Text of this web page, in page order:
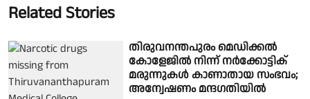
Related Stories
തിരുവനന്തപുരം മെഡിക്കൽ
കോളേജിൽ നിന്ന് നർക്കോട്ടിക്
മരുന്നുകൾ കാണാതായ സംഭവം;
അന്വേഷണം മന്ദഗതിയിൽ